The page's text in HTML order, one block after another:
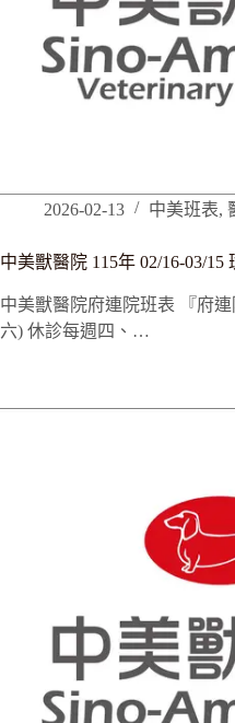
2026-02-13 中美班表,
中美獸醫院 115年 02/16-03/15
中美獸醫院府連院班表 『府連
六) 休診每週四、…